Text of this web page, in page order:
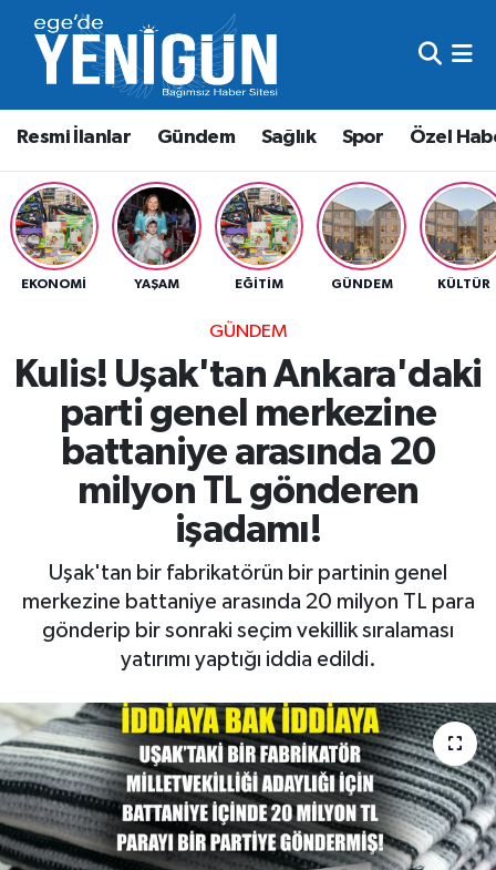
Resmi İlanlar Gündem Sağlık Spor Özel
EKONOMI YAŞAM EĞITIM GÜNDEM KÜLTÜR
GÜNDEM
Kulis! Uşak'tan Ankara'daki
parti genel merkezine
battaniye arasında 20
milyon TL gönderen
işadamı!
Uşak'tan bir fabrikatörün bir partinin genel
merkezine battaniye arasında 20 milyon TL para
gönderip bir sonraki seçim vekillik sıralaması
yatırımı yaptığı iddia edildi.
Resmi İlanlar
Gündem
Sağlık
Spor
Beyoğlu Nöbetçi Eczaneler
Beyoğlu Hava Durumu
Beyoğlu Trafik Yoğunluk Haritası
Süper Lig Puan Durumu ve Fikstür
Son Dakika Haberleri
Haber Arşivi